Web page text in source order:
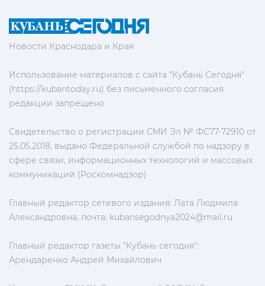
Новости Краснодара и Края
Использование материалов с сайта "Кубань Сегодня"
(https://kubantoday.ru) без письменного согласия
редакции запрещено
Свидетельство о регистрации СМИ Эл № ФС77-72910 от
25.05.2018, выдано Федеральной службой по надзору в
сфере связи, информационных технологий и массовых
коммуникаций (Роскомнадзор)
Главный редактор сетевого издания: Лата Людмила
Александровна, почта: kubansegodnya2024@mail.ru
Главный редактор газеты "Кубань сегодня":
Арендаренко Андрей Михайлович